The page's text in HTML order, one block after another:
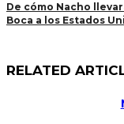
De cómo Nacho
Boca a los Estados
RELATED